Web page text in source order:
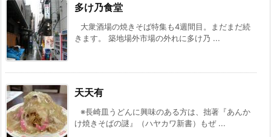
多け乃食堂
大衆酒場の焼きそば特集も4週間目。まだまだ続
きます。 築地場外市場の外れに多け乃 ...
天天有
※長崎皿うどんに興味のある方は、拙著『あんか
け焼きそばの謎』（ハヤカワ新書）もぜ ...